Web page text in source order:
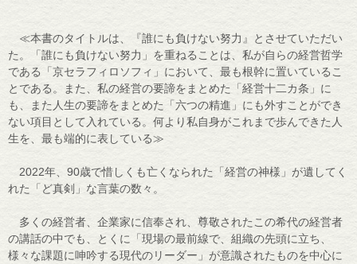
≪本書のタイトルは、『誰にも負けない努力』とさせていただい
た。「誰にも負けない努力」を重ねることは、私が自らの経営哲学
である「京セラフィロソフィ」において、最も根幹に置いているこ
とである。また、私の経営の要諦をまとめた「経営十二カ条」に
も、また人生の要諦をまとめた「六つの精進」にも外すことができ
ない項目として入れている。何より私自身がこれまで歩んできた人
生を、最も端的に表している≫
2022年、90歳で惜しくも亡くなられた「経営の神様」が遺してく
れた「ど真剣」な言葉の数々。
多くの経営者、企業家に信奉され、尊敬されたこの希代の経営者
の講話の中でも、とくに「現場の最前線で、組織の先頭に立ち、
様々な課題に呻吟する現代のリーダー」が意識されたものを中心に